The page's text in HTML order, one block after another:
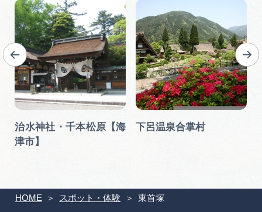
HOME スポット・体験 東首塚
治水神社・千本松原【海
津市】
下呂温泉合掌村